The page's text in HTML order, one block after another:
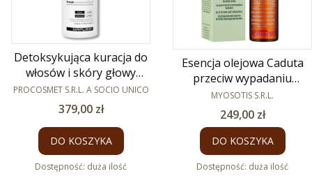
Detoksykująca kuracja do
włosów i skóry głowy
Purify Pre T1 12 x 8ml
PRODUCENT
PROCOSMET S.R.L. A SOCIO UNICO
Cena
379,00 zł
DO KOSZYKA
Dostępność: duża ilość
Esencja olejowa Caduta
przeciw wypadaniu
włosów 30 ml
PRODUCENT
MYOSOTIS S.R.L.
Cena
249,00 zł
DO KOSZYKA
Dostępność: duża ilość